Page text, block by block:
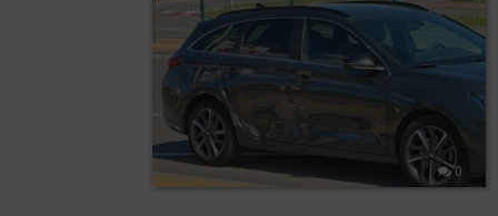
0